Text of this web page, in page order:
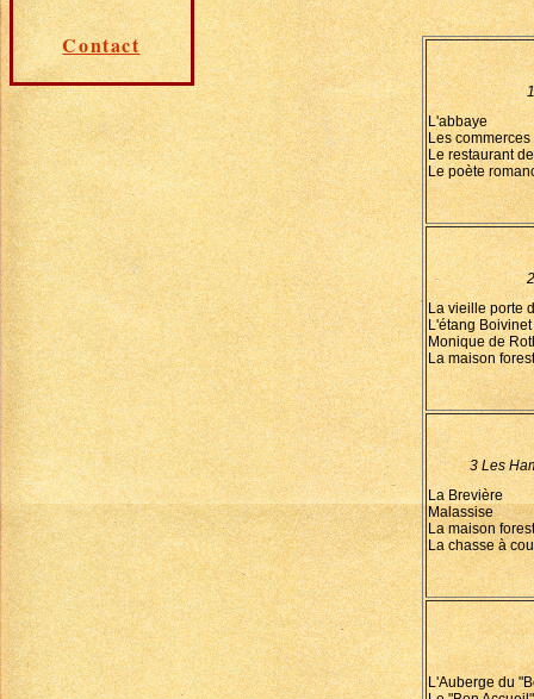
Contact
L'abbaye
Les commerces
Le restaurant
Le poète
La vieille porte
L'étang Boivinet
Monique de
La maison
3 Les
La Brevière
Malassise
La maison
La chasse à
L'Auberge du